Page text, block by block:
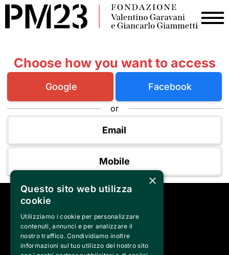
Choose how you want to access
Google Facebook
or
Email
Mobile
SEGUICI SU
×
Questo sito web utilizza
cookie
Utilizziamo i cookie per personalizzare
contenuti, annunci e per analizzare il
nostro traffico. Condividiamo inoltre
informazioni sul tuo utilizzo del nostro sito